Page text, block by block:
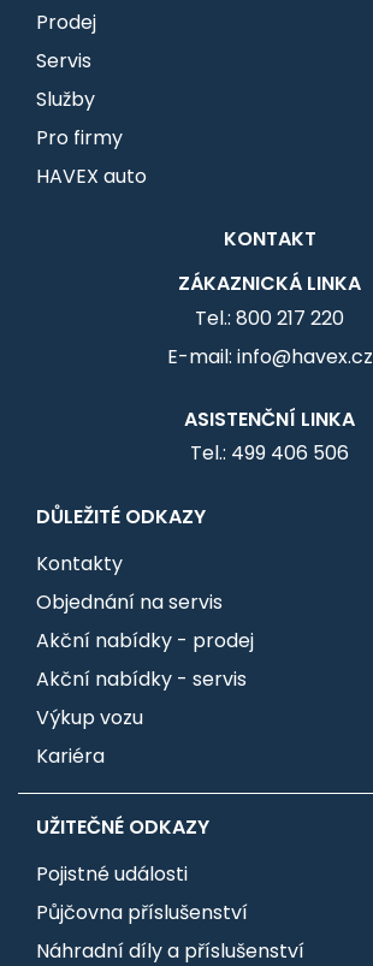
Prodej
Servis
Služby
Pro firmy
HAVEX auto
KONTAKT
ZÁKAZNICKÁ LINKA
Tel.: 800 217 220
E-mail: info@havex.cz
ASISTENČNÍ LINKA
Tel.: 499 406 506
DŮLEŽITÉ ODKAZY
Kontakty
Objednání na servis
Akční nabídky - prodej
Akční nabídky - servis
Výkup vozu
Kariéra
UŽITEČNÉ ODKAZY
Pojistné události
Půjčovna příslušenství
Náhradní díly a příslušenství